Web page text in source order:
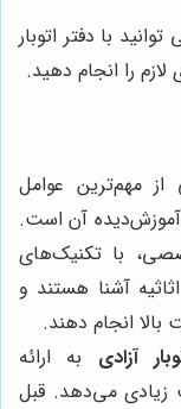
با دفتر اتوبار
را انجام دهید.
از مهم‌ترین عوامل
آن است.
با تکنیک‌های
آشنا هستند و
بالا انجام دهند.
آزادی به ارائه
زیادی می‌دهد. قبل